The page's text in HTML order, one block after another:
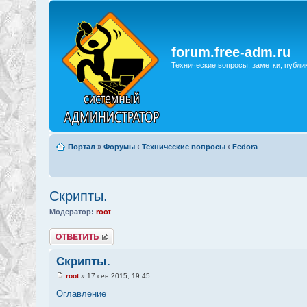
forum.free-adm.ru
Технические вопросы, заметки,
Портал » Форумы ‹ Технические вопросы ‹ Fedora
Скрипты.
Модератор: root
Ответить
Скрипты.
root» 17 сен 2015, 19:45
Оглавление